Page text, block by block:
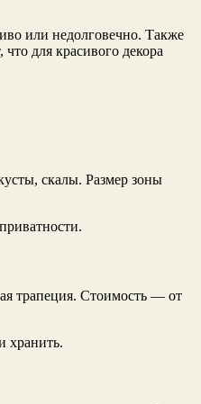
или недолговечно. Также
для красивого декора
скалы. Размер зоны
трапеция. Стоимость — от
хранить.